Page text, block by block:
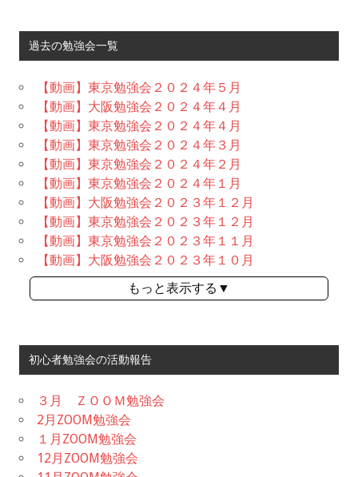
過去の勉強会一覧
【動画】東京勉強会２０２４年５月
【動画】大阪勉強会２０２４年４月
【動画】東京勉強会２０２４年４月
【動画】東京勉強会２０２４年３月
【動画】東京勉強会２０２４年２月
【動画】東京勉強会２０２４年１月
【動画】大阪勉強会２０２３年１２月
【動画】東京勉強会２０２３年１２月
【動画】東京勉強会２０２３年１１月
【動画】大阪勉強会２０２３年１０月
もっと表示する▼
初心者勉強会の活動報告
３月 ＺＯＯＭ勉強会
2月ZOOM勉強会
１月ZOOM勉強会
12月ZOOM勉強会